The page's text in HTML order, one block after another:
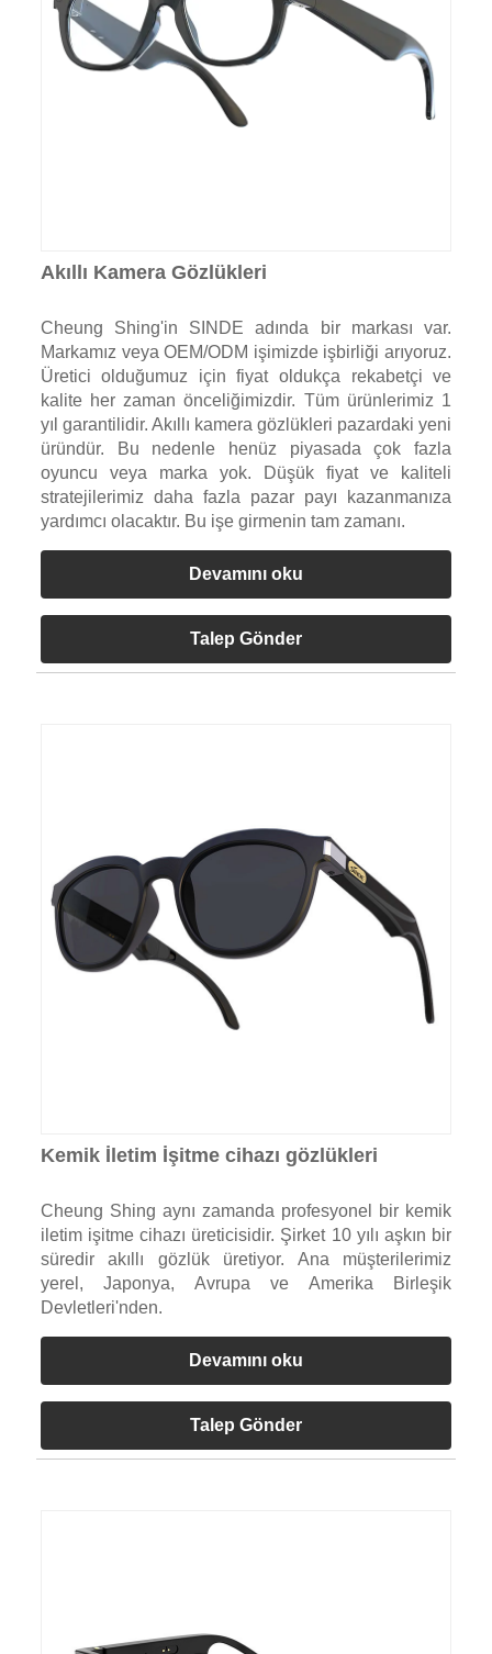
Akıllı Kamera Gözlükleri
Cheung Shing'in SINDE adında bir markası var.
Markamız veya OEM/ODM işimizde işbirliği arıyoruz.
Üretici olduğumuz için fiyat oldukça rekabetçi ve
kalite her zaman önceliğimizdir. Tüm ürünlerimiz 1
yıl garantilidir. Akıllı kamera gözlükleri pazardaki yeni
üründür. Bu nedenle henüz piyasada çok fazla
oyuncu veya marka yok. Düşük fiyat ve kaliteli
stratejilerimiz daha fazla pazar payı kazanmanıza
yardımcı olacaktır. Bu işe girmenin tam zamanı.
Devamını oku
Talep Gönder
Kemik İletim İşitme cihazı gözlükleri
Cheung Shing aynı zamanda profesyonel bir kemik
iletim işitme cihazı üreticisidir. Şirket 10 yılı aşkın bir
süredir akıllı gözlük üretiyor. Ana müşterilerimiz
yerel, Japonya, Avrupa ve Amerika Birleşik
Devletleri'nden.
Devamını oku
Talep Gönder